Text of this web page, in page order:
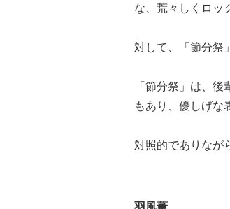
な、荒々しくロッ
対して、「節分祭
「節分祭」は、
もあり、優しげな
対照的でありなが